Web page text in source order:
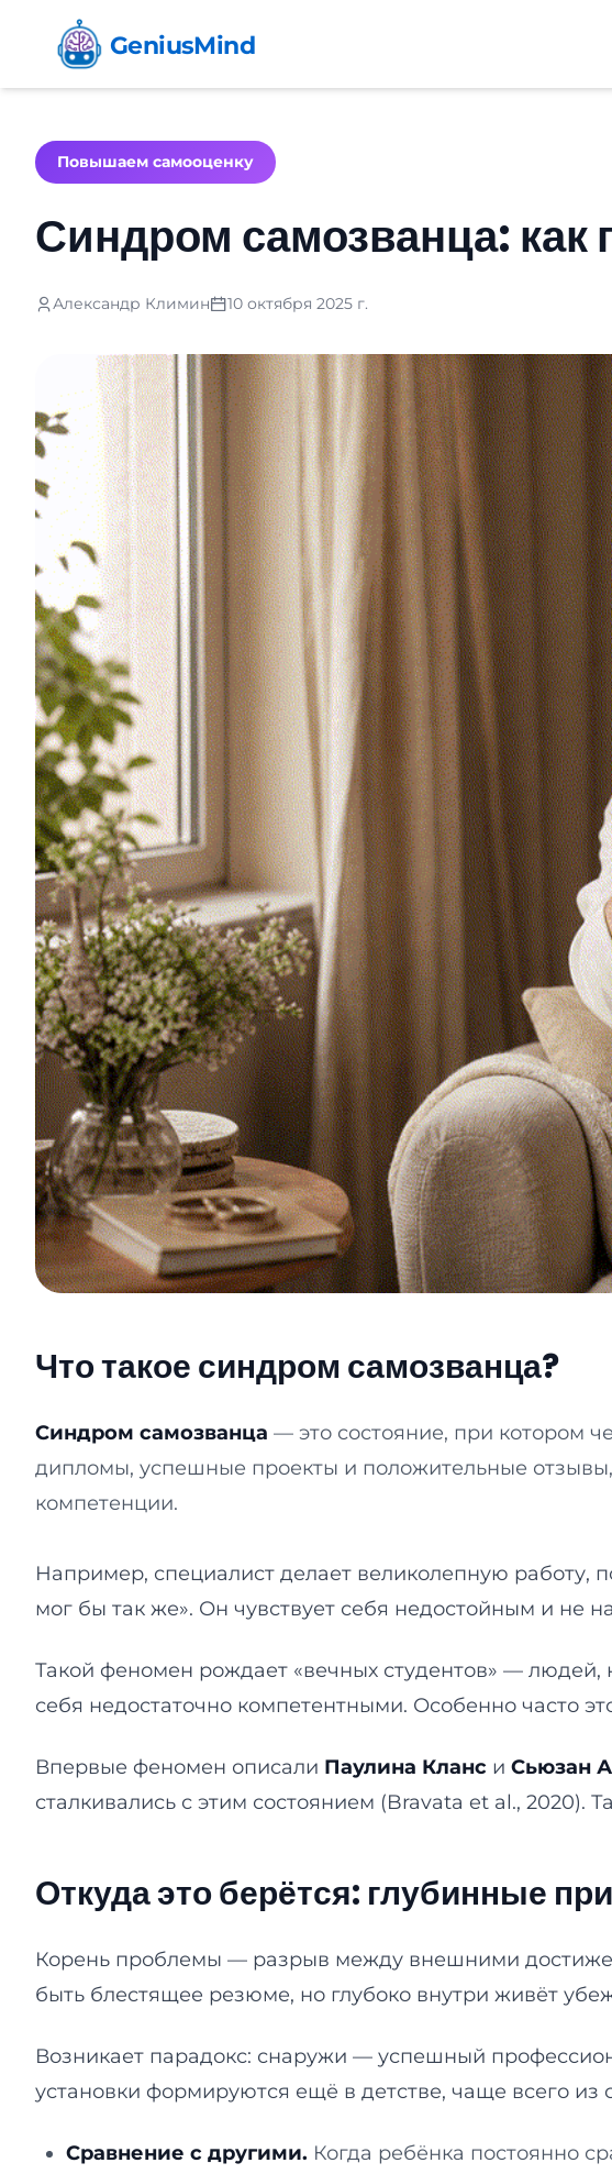
GeniusMind
Повышаем самооценку
Синдром самозванца: как
Александр Климин 10 октября 2025 г.
Что такое синдром самозванца?
Синдром самозванца — это состояние, при котором
дипломы, успешные проекты и положительные отзывы,
компетенции.
Например, специалист делает великолепную работу,
мог бы так же». Он чувствует себя недостойным и не
Такой феномен рождает «вечных студентов» — людей,
себя недостаточно компетентными. Особенно часто
Впервые феномен описали Паулина Кланс и Сьюзан
сталкивались с этим состоянием (Bravata et al., 2020).
Откуда это берётся: глубинные
Корень проблемы — разрыв между внешними
быть блестящее резюме, но глубоко внутри живёт
Возникает парадокс: снаружи — успешный
установки формируются ещё в детстве, чаще всего
Сравнение с другими. Когда ребёнка постоянно